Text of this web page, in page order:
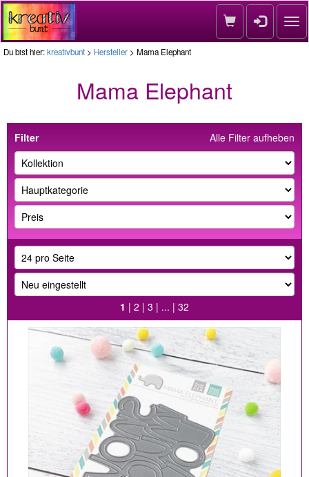
Du bist hier:kreativbunt > Hersteller > Mama Elephant
Mama Elephant
Alle Filter aufheben
Filter
1 | 2 | 3 | ... | 32